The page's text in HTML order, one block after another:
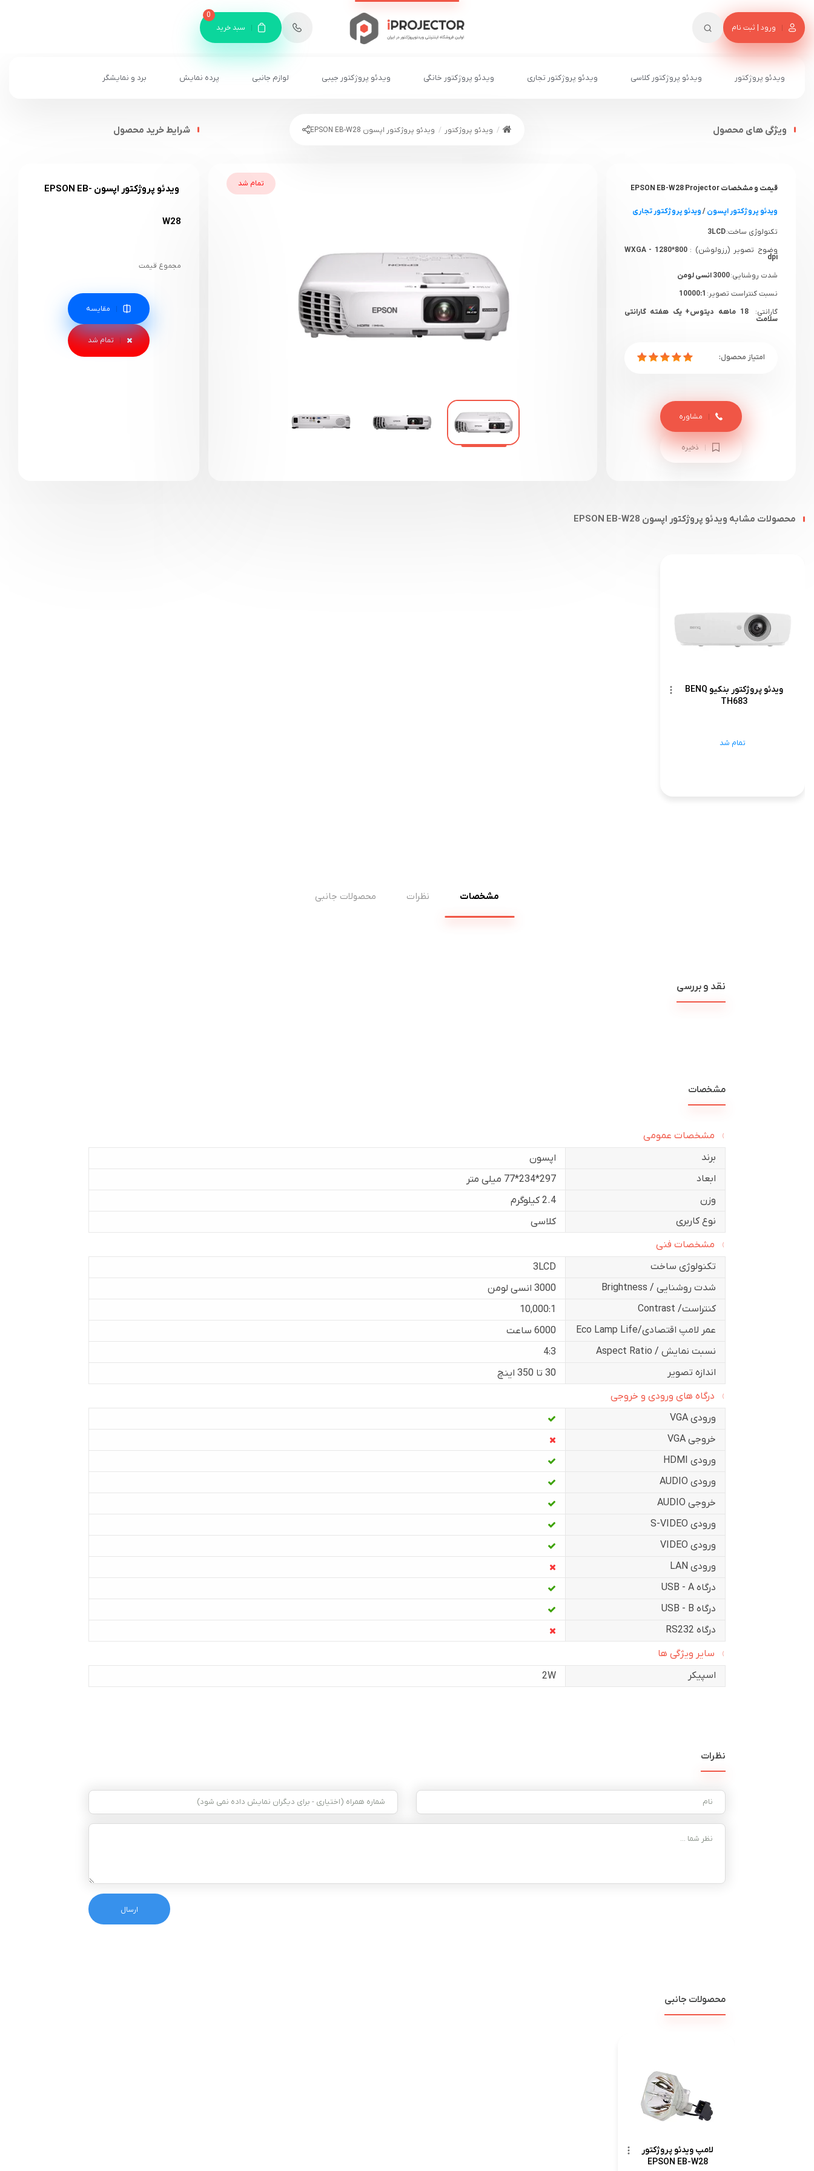
ورود | ثبت نام
8
سبد خرید
0
ویدئو پروژکتور ویدئو پروژکتور کلاسی ویدئو پروژکتور تجاری ویدئو پروژکتور خانگی ویدئو پروژکتور جیبی لوازم جانبی پرده نمایش برد و نمایشگر
ویدئو پروژکتور ویدئو پروژکتور اپسون EPSON EB-W28
تمام شد
شرایط خرید محصول
ویدئو پروژکتور اپسون EPSON EB-
W28
مجموع قیمت
مقایسه
ویژگی های محصول
قیمت و مشخصات EPSON EB-W28 Projector
ویدئو پروژکتور اپسون/ویدئو پروژکتور تجاری
تکنولوژی ساخت:3LCD
وضوح تصویر (رزولوشن) : WXGA - 1280*800
dpi
شدت روشنایی:3000 انسی لومن
نسبت کنتراست تصویر:
گارانتی:
18 ماهه دیتوس+ یک هفته گارانتی
سلامت
ذخیره
مشاوره
محصولات مشابه ویدئو پروژکتور اپسون EPSON EB-W28
ویدئو پروژکتور بنکیو BENQ
TH683
تمام شد
مشخصات نظرات محصولات جانبی
نقد و بررسی
مشخصات
مشخصات عمومی
برند
اپسون
ابعاد
297*234*77 میلی متر
وزن
2.4 کیلوگرم
نوع کاربری
کلاسی
مشخصات فنی
تکنولوژی ساخت
3LCD
شدت روشنایی / Brightness
3000 انسی لومن
کنتراست/ Contrast
10,000:1
عمر لامپ اقتصادی/Eco Lamp Life
6000 ساعت
نسبت نمایش / Aspect Ratio
4:3
اندازه تصویر
30 تا 350 اینچ
درگاه های ورودی و خروجی
ورودی VGA
خروجی VGA
ورودی HDMI
ورودی AUDIO
خروجی AUDIO
ورودی S-VIDEO
ورودی VIDEO
ورودی LAN
درگاه USB - A
درگاه USB - B
درگاه RS232
سایر ویژگی ها
اسپیکر
2W
نظرات
محصولات جانبی
لامپ ویدئو پروژکتور
EPSON EB-W28